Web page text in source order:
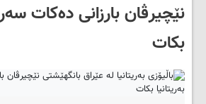
نێچیرڤان بارزانی دەکات
بكات